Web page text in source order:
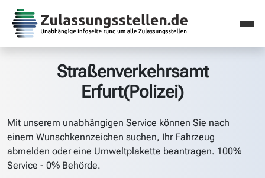
Straßenverkehrsamt
Erfurt(Polizei)
Mit unserem unabhängigen Service können Sie nach
einem Wunschkennzeichen suchen, Ihr Fahrzeug
abmelden oder eine Umweltplakette beantragen. 100%
Service - 0% Behörde.